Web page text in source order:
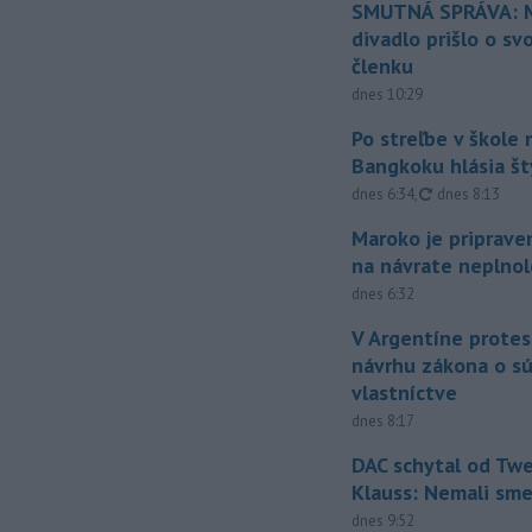
SMUTNÁ
divadlo prišlo o
členku
dnes 10:29
Po streľbe v škole
Bangkoku hlásia
dnes 6:34, aktualizované
dnes 8:13
Maroko je
na návrate
dnes 6:32
V Argentíne
návrhu zákona o
vlastníctve
dnes 8:17
DAC schytal od
Klauss: Nemali
dnes 9:52